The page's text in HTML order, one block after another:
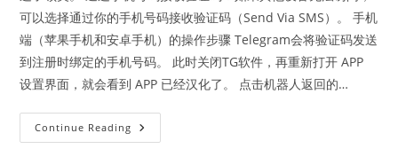
可以选择通过你的手机号码接收验证码（Send Via SMS）。 手机
端（苹果手机和安卓手机）的操作步骤 Telegram会将验证码发送
到注册时绑定的手机号码。 此时关闭TG软件，再重新打开 APP
设置界面，就会看到 APP 已经汉化了。 点击机器人返回的…
Continue Reading Telegram
中